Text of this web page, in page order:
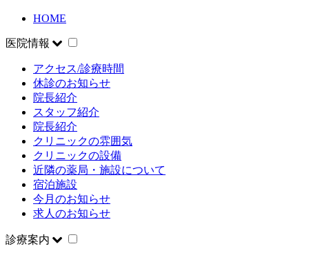
HOME
医院情報
アクセス/診療時間
休診のお知らせ
院長紹介
スタッフ紹介
院長紹介
クリニックの雰囲気
クリニックの設備
近隣の薬局・施設について
宿泊施設
今月のお知らせ
求人のお知らせ
診療案内